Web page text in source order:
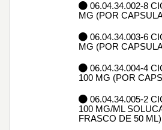
06.04.34.002-8
MG (POR
06.04.34.003-6
MG (POR
06.04.34.004-4
100 MG (POR
06.04.34.005-2
100 MG/ML
FRASCO DE 50 ML)